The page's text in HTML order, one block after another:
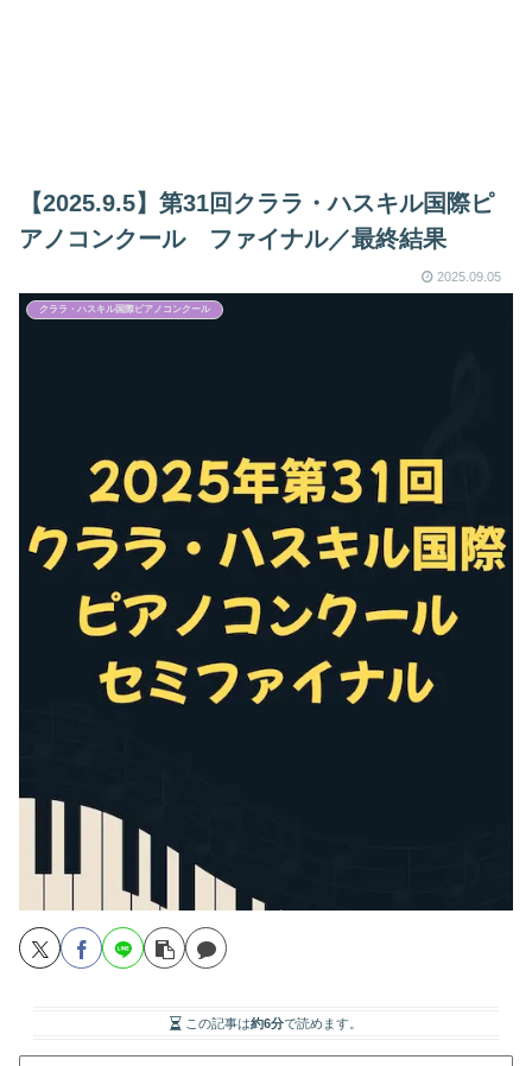
【2025.9.5】第31回クララ・ハスキル国際ピ
アノコンクール ファイナル／最終結果
2025.09.05
クララ・ハスキル国際ピアノコンクール
この記事は約6分で読めます。